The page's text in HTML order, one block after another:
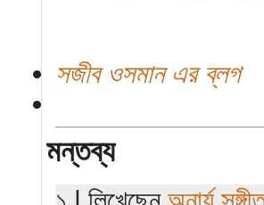
সজীব ওসমান এর ব্লগ
মন্তব্য